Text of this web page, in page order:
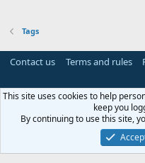
Tags
Contact us Terms and rules
This site uses cookies to help
keep you
By continuing to use this site,